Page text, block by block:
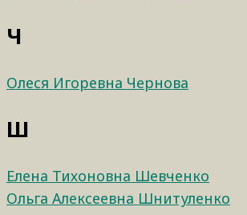
Ч
Олеся Игоревна Чернова
Ш
Елена Тихоновна Шевченко
Ольга Алексеевна Шнитуленко